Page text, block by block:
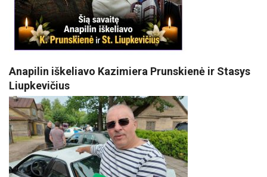
Anapilin iškeliavo Kazimiera Prunskienė ir Stasys
Liupkevičius